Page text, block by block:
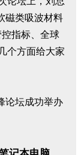
磁类吸波材料
指标、全球
个方面给大家